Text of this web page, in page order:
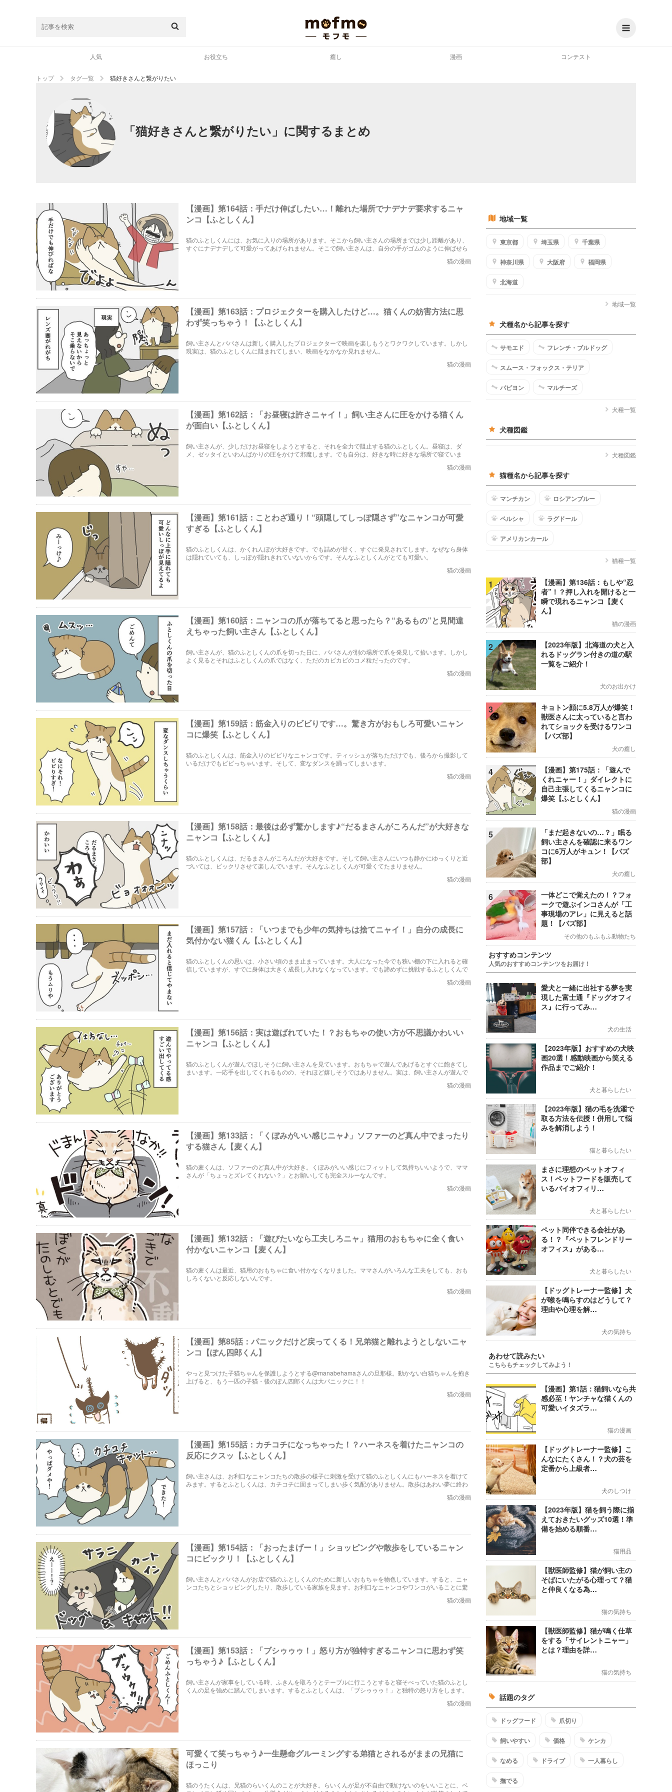
人気 お役立ち 癒し 漫画 コンテスト
トップ タグ一覧 猫好きさんと繋がりたい
「猫好きさんと繋がりたい」に関するまとめ
【漫画】第164話：手だけ伸ばしたい…！離れた場所でナデナデ要求するニャ
ンコ【ふとしくん】
猫のふとしくんには、お気に入りの場所があります。そこから飼い主さんの場所までは少し距離があり、
すぐにナデナデして可愛がってあげられません。そこで飼い主さんは、自分の手がゴムのように伸ばせら
猫の漫画
【漫画】第163話：プロジェクターを購入したけど…。猫くんの妨害方法に思
わず笑っちゃう！【ふとしくん】
飼い主さんとパパさんは新しく購入したプロジェクターで映画を楽しもうとワクワクしています。しかし
現実は、猫のふとしくんに阻まれてしまい、映画をなかなか見れません。
猫の漫画
【漫画】第162話：「お昼寝は許さニャイ！」飼い主さんに圧をかける猫くん
が面白い【ふとしくん】
飼い主さんが、少しだけお昼寝をしようとすると、それを全力で阻止する猫のふとしくん。昼寝は、ダ
メ、ゼッタイといわんばかりの圧をかけて邪魔します。でも自分は、好きな時に好きな場所で寝ていま
猫の漫画
【漫画】第161話：ことわざ通り！“頭隠してしっぽ隠さず”なニャンコが可愛
すぎる【ふとしくん】
猫のふとしくんは、かくれんぼが大好きです。でも詰めが甘く、すぐに発見されてします。なぜなら身体
は隠れていても、しっぽが隠れきれていないからです。そんなふとしくんがとても可愛い。
猫の漫画
【漫画】第160話：ニャンコの爪が落ちてると思ったら？“あるもの”と見間違
えちゃった飼い主さん【ふとしくん】
飼い主さんが、猫のふとしくんの爪を切った日に、パパさんが別の場所で爪を発見して拾います。しかし
よく見るとそれはふとしくんの爪ではなく、ただのカピカピのコメ粒だったのです。
猫の漫画
【漫画】第159話：筋金入りのビビりです…。驚き方がおもしろ可愛いニャン
コに爆笑【ふとしくん】
猫のふとしくんは、筋金入りのビビりなニャンコです。ティッシュが落ちただけでも、後ろから撮影して
いるだけでもビビっちゃいます。そして、変なダンスを踊ってしまいます。
猫の漫画
【漫画】第158話：最後は必ず驚かします♪“だるまさんがころんだ”が大好きな
ニャンコ【ふとしくん】
猫のふとしくんは、だるまさんがころんだが大好きです。そして飼い主さんにいつも静かにゆっくりと近
づいては、ビックリさせて楽しんでいます。そんなふとしくんが可愛くてたまりません。
猫の漫画
【漫画】第157話：「いつまでも少年の気持ちは捨てニャイ！」自分の成長に
気付かない猫くん【ふとしくん】
猫のふとしくんの思いは、小さい頃のまま止まっています。大人になった今でも狭い棚の下に入れると確
信していますが、すでに身体は大きく成長し入れなくなっています。でも諦めずに挑戦するふとしくんで
猫の漫画
【漫画】第156話：実は遊ばれていた！？おもちゃの使い方が不思議かわいい
ニャンコ【ふとしくん】
猫のふとしくんが遊んでほしそうに飼い主さんを見ています。おもちゃで遊んであげるとすぐに飽きてし
まいます。一応手を出してくれるものの、それほど嬉しそうではありません。実は、飼い主さんが遊んで
猫の漫画
【漫画】第133話：「くぼみがいい感じニャ♪」ソファーのど真ん中でまったり
する猫さん【麦くん】
猫の麦くんは、ソファーのど真ん中が大好き。くぼみがいい感じにフィットして気持ちいいようで、ママ
さんが「ちょっとズレてくれない？」とお願いしても完全スルーなんです。
猫の漫画
【漫画】第132話：「遊びたいなら工夫しろニャ」猫用のおもちゃに全く食い
付かないニャンコ【麦くん】
猫の麦くんは最近、猫用のおもちゃに食い付かなくなりました。ママさんがいろんな工夫をしても、おも
しろくないと反応しないんです。
猫の漫画
【漫画】第85話：パニックだけど戻ってくる！兄弟猫と離れようとしないニャ
ンコ【ぽん四郎くん】
やっと見つけた子猫ちゃんを保護しようとする@manabehamaさんの旦那様。動かない白猫ちゃんを抱き
上げると、もう一匹の子猫・後のぽん四郎くんは大パニックに！！
猫の漫画
【漫画】第155話：カチコチになっちゃった！？ハーネスを着けたニャンコの
反応にクスッ【ふとしくん】
飼い主さんは、お利口なニャンコたちの散歩の様子に刺激を受けて猫のふとしくんにもハーネスを着けて
みます。するとふとしくんは、カチコチに固まってしまい歩く気配がありません。散歩はあわい夢に終わ
猫の漫画
【漫画】第154話：「おったまげー！」ショッピングや散歩をしているニャン
コにビックリ！【ふとしくん】
飼い主さんとパパさんがお店で猫のふとしくんのために新しいおもちゃを物色しています。すると、ニャ
ンコたちとショッピングしたり、散歩している家族を見ます。お利口なニャンコやワンコがいることに驚
猫の漫画
【漫画】第153話：「ブシゥゥゥ！」怒り方が独特すぎるニャンコに思わず笑
っちゃう♪【ふとしくん】
飼い主さんが家事をしている時、ふきんを取ろうとテーブルに行こうとすると寝そべっていた猫のふとし
くんの足を強めに踏んでしまいます。するとふとしくんは、「ブシゥゥゥ！」と独特の怒り方をします。
猫の漫画
可愛くて笑っちゃう♪一生懸命グルーミングする弟猫とされるがままの兄猫に
ほっこり
猫のうたくんは、兄猫のらいくんのことが大好き。らいくんが足が不自由で動けないのをいいことに、ベ
地域一覧
東京都 埼玉県 千葉県
神奈川県 大阪府 福岡県
北海道
地域一覧
犬種名から記事を探す
サモエド フレンチ・ブルドッグ
スムース・フォックス・テリア
パピヨン マルチーズ
犬種一覧
犬種図鑑
犬種図鑑
猫種名から記事を探す
マンチカン ロシアンブルー
ペルシャ ラグドール
アメリカンカール
猫種一覧
1
【漫画】第136話：もしや“忍
者”！？押し入れを開けると一
瞬で現れるニャンコ【麦く
ん】
猫の漫画
2
【2023年版】北海道の犬と入
れるドッグラン付きの道の駅
一覧をご紹介！
犬のお出かけ
3
キョトン顔に5.8万人が爆笑！
獣医さんに太っていると言わ
れてショックを受けるワンコ
【バズ部】
犬の癒し
4
【漫画】第175話：「遊んで
くれニャー！」ダイレクトに
自己主張してくるニャンコに
爆笑【ふとしくん】
猫の漫画
5
「まだ起きないの…？」眠る
飼い主さんを確認に来るワン
コに6万人がキュン！【バズ
部】
犬の癒し
6
一体どこで覚えたの！？フォ
ークで遊ぶインコさんが「工
事現場のアレ」に見えると話
題！【バズ部】
その他のもふもふ動物たち
おすすめコンテンツ
人気のおすすめコンテンツをお届け！
愛犬と一緒に出社する夢を実
現した富士通『ドッグオフィ
ス』に行ってみ…
犬の生活
【2023年版】おすすめの犬映
画20選！感動映画から笑える
作品までご紹介！
犬と暮らしたい
【2023年版】猫の毛を洗濯で
取る方法を伝授！併用して悩
みを解消しよう！
猫と暮らしたい
まさに理想のペットオフィ
ス！ペットフードを販売して
いるバイオフィリ…
犬と暮らしたい
ペット同伴できる会社があ
る！？『ペットフレンドリー
オフィス』がある…
犬と暮らしたい
【ドッグトレーナー監修】犬
が喉を鳴らすのはどうして？
理由や心理を解…
犬の気持ち
あわせて読みたい
こちらもチェックしてみよう！
【漫画】第1話：猫飼いなら共
感必至！ヤンチャな猫くんの
可愛いイタズラ…
猫の漫画
【ドッグトレーナー監修】こ
んなにたくさん！？犬の芸を
定番から上級者…
犬のしつけ
【2023年版】猫を飼う際に揃
えておきたいグッズ10選！準
備を始める順番…
猫用品
【獣医師監修】猫が飼い主の
そばにいたがる心理って？猫
と仲良くなる為…
猫の気持ち
【獣医師監修】猫が鳴く仕草
をする「サイレントニャー」
とは？理由を詳…
猫の気持ち
話題のタグ
ドッグフード 爪切り
飼いやすい 価格 ケンカ
なめる ドライブ 一人暮らし
撫でる